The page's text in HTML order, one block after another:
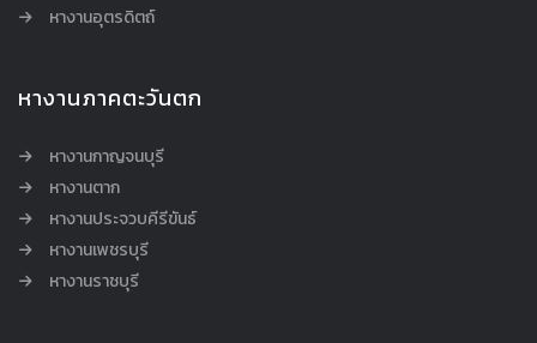
หางานอุตรดิตถ์
หางานภาคตะวันตก
หางานกาญจนบุรี
หางานตาก
หางานประจวบคีรีขันธ์
หางานเพชรบุรี
หางานราชบุรี